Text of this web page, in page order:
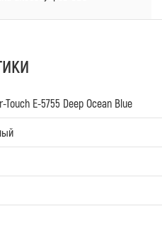
Touch E-5755 Deep Ocean Blue